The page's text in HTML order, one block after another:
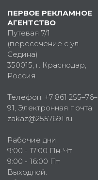
ПЕРВОЕ РЕКЛАМНОЕ
АГЕНТСТВО
Путевая 7/1
(пересечение с ул.
Седина)
350015, г. Краснодар,
Россия
Телефон: +7 861 255–76–
91, Электронная почта:
zakaz@2557691.ru
Рабочие дни:
9:00 - 17:00 Пн-Чт
9:00 - 16:00 Пт
Выходной: